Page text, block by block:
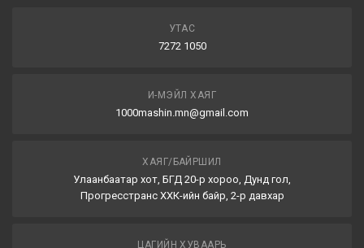
УТАС
7272 1050
И-МЭЙЛ ХАЯГ
1000mashin.mn@gmail.com
ХАЯГ/БАЙРШИЛ
Улаанбаатар хот, БГД 20-р хороо, Дунд гол,
Прогресстранс ХХК-ийн байр, 2-р давхар
ЦАГИЙН ХУВААРЬ